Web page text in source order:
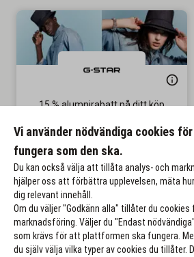
15 % alumnirabatt på ditt köp
Till rabatten
Vi använder nödvändiga cookies
fungera som den ska.
Du kan också välja att tillåta analys- och
hjälper oss att förbättra upplevelsen, mäta
dig relevant innehåll.
Om du väljer "Godkänn alla" tillåter du cookies
marknadsföring. Väljer du "Endast
som krävs för att plattformen ska fungera.
du själv välja vilka typer av cookies du tillåter.